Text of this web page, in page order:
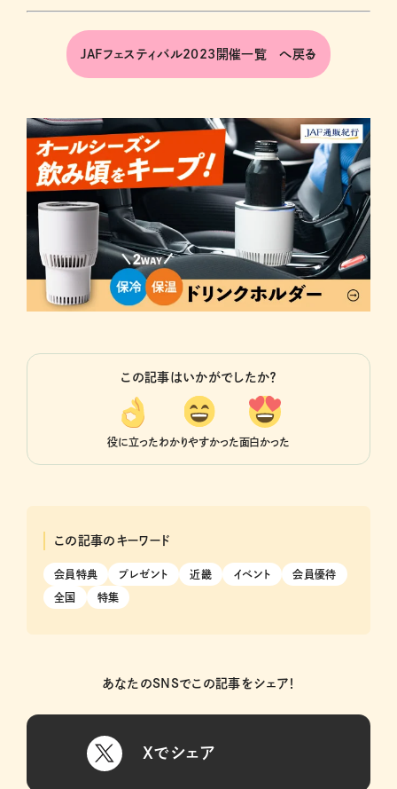
JAFフェスティバル2023開催一覧 へ戻る
この記事はいかがでしたか？
役に立ったわかりやすかった面白かった
この記事のキーワード
会員特典 プレゼント 近畿 イベント 会員優待
全国 特集
あなたのSNSでこの記事をシェア！
Xでシェア